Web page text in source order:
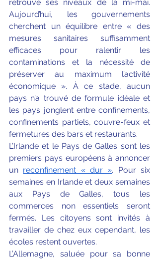
retrouvé ses niveaux de la mi-mai.
Aujourd’hui, les gouvernements
cherchent un équilibre entre « des
mesures sanitaires suffisamment
efficaces pour ralentir les
contaminations et la nécessité de
préserver au maximum l’activité
économique ». À ce stade, aucun
pays n’a trouvé de formule idéale et
les pays jonglent entre confinements,
confinements partiels, couvre-feux et
fermetures des bars et restaurants.
L’Irlande et le Pays de Galles sont les
premiers pays européens à annoncer
un reconfinement « dur ». Pour six
semaines en Irlande et deux semaines
aux Pays de Galles, tous les
commerces non essentiels seront
fermés. Les citoyens sont invités à
travailler de chez eux cependant, les
écoles restent ouvertes.
L’Allemagne, saluée pour sa bonne